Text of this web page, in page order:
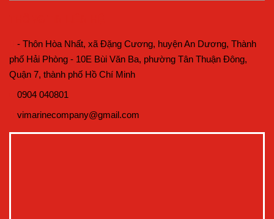
- Thôn Hòa Nhất, xã Đặng Cương, huyện An Dương, Thành
phố Hải Phòng - 10E Bùi Văn Ba, phường Tân Thuận Đông,
Quận 7, thành phố Hồ Chí Minh
0904 040801
vimarinecompany@gmail.com